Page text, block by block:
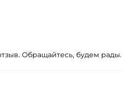
Обращайтесь, будем рады.